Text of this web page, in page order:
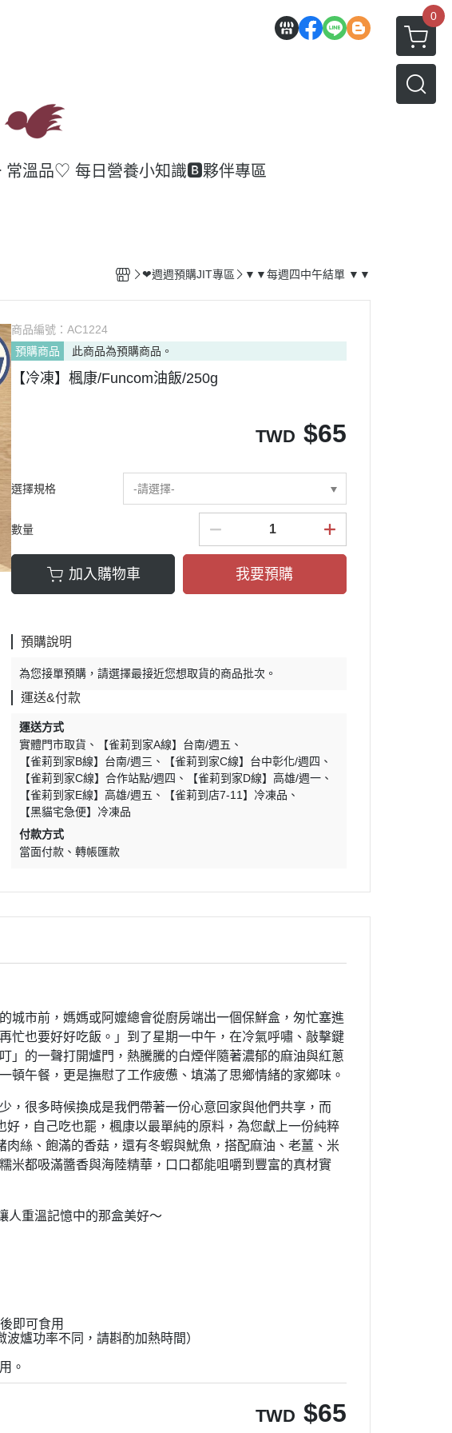
0
溫品♡ 每日營養小知識🅱️夥伴專區
❤週週預購JIT專區 ▼▼每週四中午結單 ▼▼
商品編號：AC1224
預購商品
此商品為預購商品。
【冷凍】楓康/Funcom油飯/250g
TWD $65
選擇規格 -請選擇-
數量
加入購物車 我要預購
預購說明
為您接單預購，請選擇最接近您想取貨的商品批次。
運送&付款
運送方式
實體門市取貨
【雀莉到家A線】台南/週五
【雀莉到家B線】台南/週三
【雀莉到家C線】台中彰化/週四
【雀莉到家C線】合作站點/週四
【雀莉到家D線】高雄/週一
【雀莉到家E線】高雄/週五
【雀莉到店7-11】冷凍品
【黑貓宅急便】冷凍品
付款方式
當面付款
轉帳匯款
城市前，媽媽或阿嬤總會從廚房端出一個保鮮盒，匆忙塞進
忙也要好好吃飯。」 到了星期一中午，在冷氣呼嘯、敲擊鍵
」的一聲打開爐門，熱騰騰的白煙伴隨著濃郁的麻油與紅蔥
頓午餐，更是撫慰了工作疲憊、填滿了思鄉情緒的家鄉味。
，很多時候換成是我們帶著一份心意回家與他們共享，而
，自己吃也罷，楓康以最單純的原料，為您獻上一份純粹
絲、飽滿的香菇，還有冬蝦與魷魚，搭配麻油、老薑、米
米都吸滿醬香與海陸精華，口口都能咀嚼到豐富的真材實
人重溫記憶中的那盒美好～
即可食用
爐功率不同，請斟酌加熱時間）
。
TWD $65